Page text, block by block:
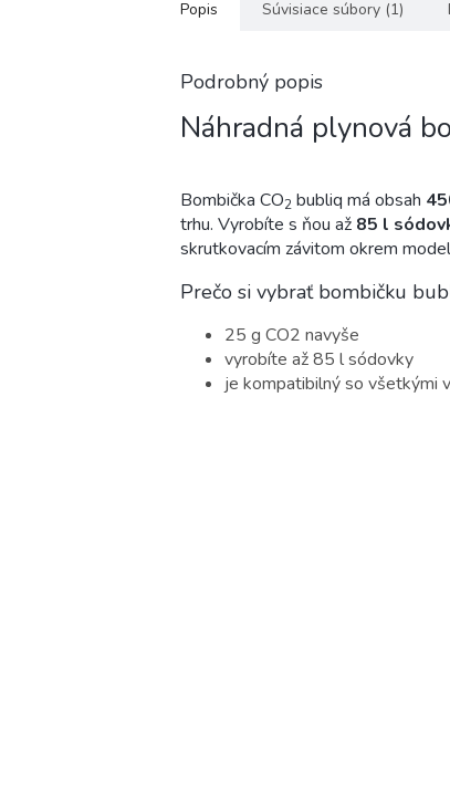
Popis Súvisiace súbory (1)
Podrobný popis
Náhradná plynová
Bombička CO2 bubliq má obsah
trhu. Vyrobíte s ňou až 85 l
skrutkovacím závitom okrem
Prečo si vybrať bombičku
25 g CO2 navyše
vyrobíte až 85 l sódovky
je kompatibilný so všetkými